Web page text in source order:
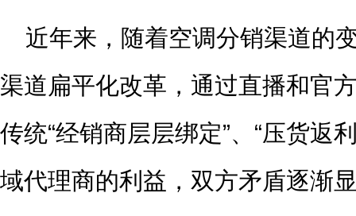
近年来，随着空调分销渠道的
渠道扁平化改革，通过直播和官
传统“经销商层层绑定”、“压货返
域代理商的利益，双方矛盾逐渐